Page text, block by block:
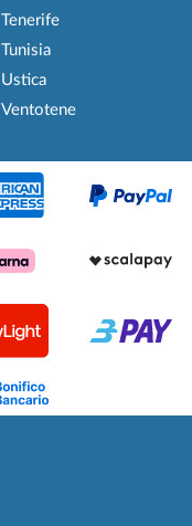
Tenerife
Tunisia
Ustica
Ventotene